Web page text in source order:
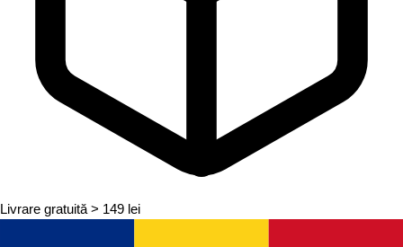
Livrare gratuită > 149 lei